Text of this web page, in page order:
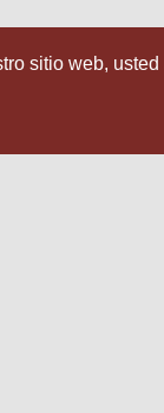
sitio web,